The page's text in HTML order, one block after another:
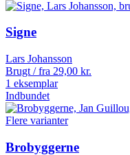
Signe
Lars Johansson
Brugt / fra 29,00 kr.
1 eksemplar
Indbundet
Flere varianter
Brobyggerne